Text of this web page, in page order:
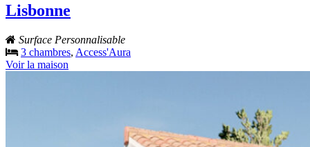
Lisbonne
Surface Personnalisable
3 chambres, Access'Aura
Voir la maison